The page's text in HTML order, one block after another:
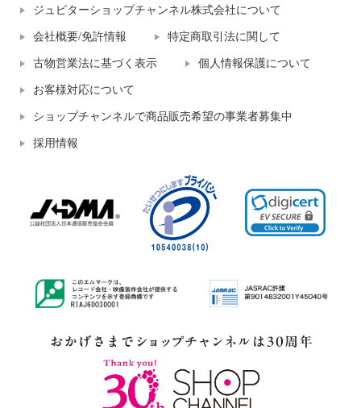
ジュピターショップチャンネル株式会社について
会社概要/免許情報 特定商取引法に関して
古物営業法に基づく表示 個人情報保護について
お客様対応について
ショップチャンネルで商品販売希望の事業者募集中
採用情報